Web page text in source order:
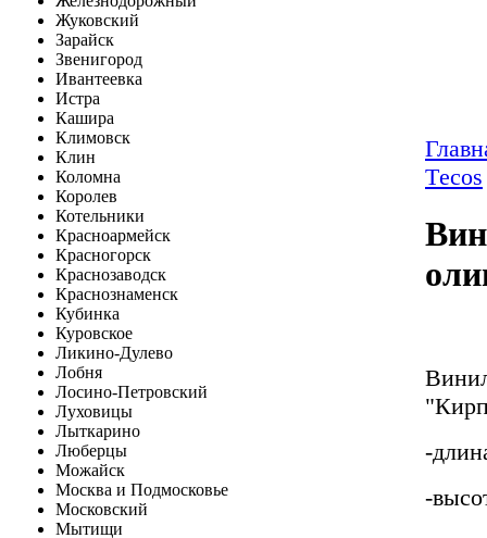
Жуковский
Зарайск
Звенигород
Ивантеевка
Истра
Кашира
Климовск
Клин
Коломна
Королев
Котельники
Красноармейск
Красногорск
Краснозаводск
Краснознаменск
Кубинка
Куровское
Ликино-Дулево
Лобня
Лосино-Петровский
Луховицы
Лыткарино
Люберцы
Можайск
Москва и Подмосковье
Московский
Мытищи
Тecos
-
-